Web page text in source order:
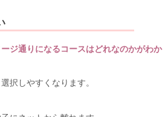
ージ通りになるコースはどれなのかがわか
択しやすくなります。